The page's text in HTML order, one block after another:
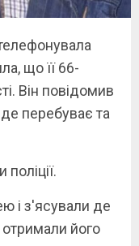
що її 66-
Він повідомив
перебуває та
і з'ясували де
отримали його